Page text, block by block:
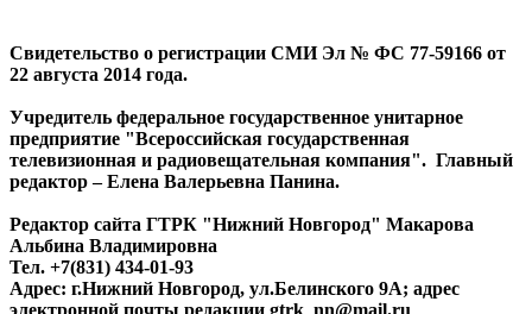
Свидетельство о регистрации СМИ Эл № ФС 77-59166 от
22 августа 2014 года.
Учредитель федеральное государственное унитарное
предприятие "Всероссийская государственная
телевизионная и радиовещательная компания". Главный
редактор – Елена Валерьевна Панина.
Редактор сайта ГТРК "Нижний Новгород" Макарова
Альбина Владимировна
Тел. +7(831) 434-01-93
Адрес: г.Нижний Новгород, ул.Белинского 9А; адрес
электронной почты редакции gtrk_nn@mail.ru